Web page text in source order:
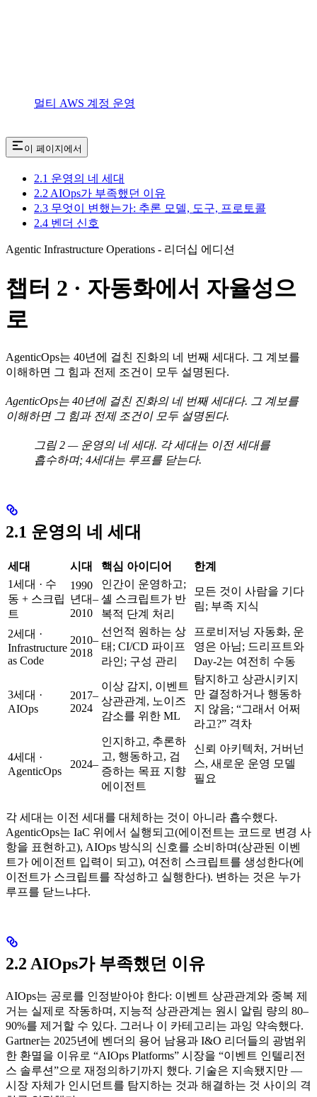
멀티 AWS 계정 운영
이 페이지에서
2.1 운영의 네 세대
2.2 AIOps가 부족했던 이유
2.3 무엇이 변했는가: 추론 모델, 도구, 프로토콜
2.4 벤더 신호
Agentic Infrastructure Operations - 리더십 에디션
챕터 2 · 자동화에서 자율성으
로
AgenticOps는 40년에 걸친 진화의 네 번째 세대다. 그 계보를
이해하면 그 힘과 전제 조건이 모두 설명된다.
AgenticOps는 40년에 걸친 진화의 네 번째 세대다. 그 계보를
이해하면 그 힘과 전제 조건이 모두 설명된다.
그림 2 — 운영의 네 세대. 각 세대는 이전 세대를
흡수하며; 4세대는 루프를 닫는다.
2.1 운영의 네 세대
세대 시대 핵심 아이디어
한계
1세대 · 수
동 + 스크립
트
1990
년대–
2010
인간이 운영하고;
셸 스크립트가 반
복적 단계 처리
모든 것이 사람을 기다
림; 부족 지식
2세대 ·
Infrastructure
as Code
2010–
2018
선언적 원하는 상
태; CI/CD 파이프
라인; 구성 관리
프로비저닝 자동화, 운
영은 아님; 드리프트와
Day-2는 여전히 수동
3세대 ·
AIOps
2017–
2024
이상 감지, 이벤트
상관관계, 노이즈
감소를 위한 ML
탐지하고 상관시키지
만 결정하거나 행동하
지 않음; “그래서 어쩌
라고?” 격차
4세대 ·
AgenticOps
2024–
인지하고, 추론하
고, 행동하고, 검
증하는 목표 지향
에이전트
신뢰 아키텍처, 거버넌
스, 새로운 운영 모델
필요
각 세대는 이전 세대를 대체하는 것이 아니라 흡수했다.
AgenticOps는 IaC 위에서 실행되고(에이전트는 코드로 변경 사
항을 표현하고), AIOps 방식의 신호를 소비하며(상관된 이벤
트가 에이전트 입력이 되고), 여전히 스크립트를 생성한다(에
이전트가 스크립트를 작성하고 실행한다). 변하는 것은 누가
루프를 닫느냐다.
2.2 AIOps가 부족했던 이유
AIOps는 공로를 인정받아야 한다: 이벤트 상관관계와 중복 제
거는 실제로 작동하며, 지능적 상관관계는 원시 알림 량의 80–
90%를 제거할 수 있다. 그러나 이 카테고리는 과잉 약속했다.
Gartner는 2025년에 벤더의 용어 남용과 I&O 리더들의 광범위
한 환멸을 이유로 “AIOps Platforms” 시장을 “이벤트 인텔리전
스 솔루션”으로 재정의하기까지 했다. 기술은 지속됐지만 —
시장 자체가 인시던트를 탐지하는 것과 해결하는 것 사이의 격